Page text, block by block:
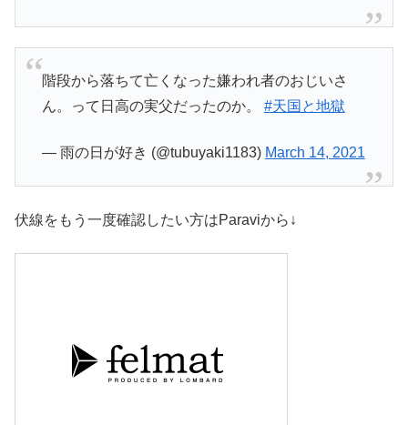
階段から落ちて亡くなった嫌われ者のおじいさ
ん。って日高の実父だったのか。 #天国と地獄
— 雨の日が好き (@tubuyaki1183) March 14, 2021
伏線をもう一度確認したい方はParaviから↓